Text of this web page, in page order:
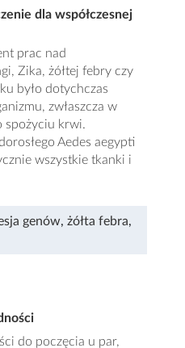
dla współczesnej
prac nad
Zika, żółtej febry czy
było dotychczas
zwłaszcza w
spożyciu krwi.
Aedes aegypti
wszystkie tkanki i
genów, żółta febra,
do poczęcia u par,